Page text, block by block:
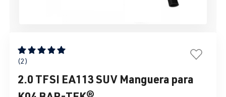
Calificación promedio de 5 de 5 estrellas
(2)
2.0 TFSI EA113 SUV Manguera para